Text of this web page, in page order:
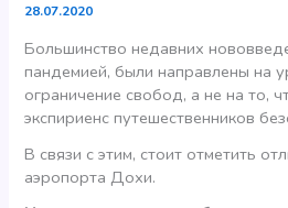
28.07.2020
Большинство недавних
пандемией, были направлены на
ограничение свобод, а не на то,
экспириенс путешественников
В связи с этим, стоит отметить
аэропорта Дохи.